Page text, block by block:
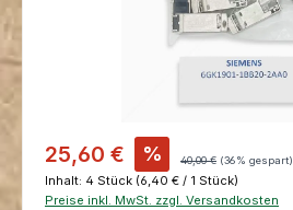
Verkaufspreis:
25,60 € % Regulärer Preis:
40,00 € (36% gespart)
Inhalt: 4 Stück (6,40 € / 1 Stück)
Preise inkl. MwSt. zzgl. Versandkosten